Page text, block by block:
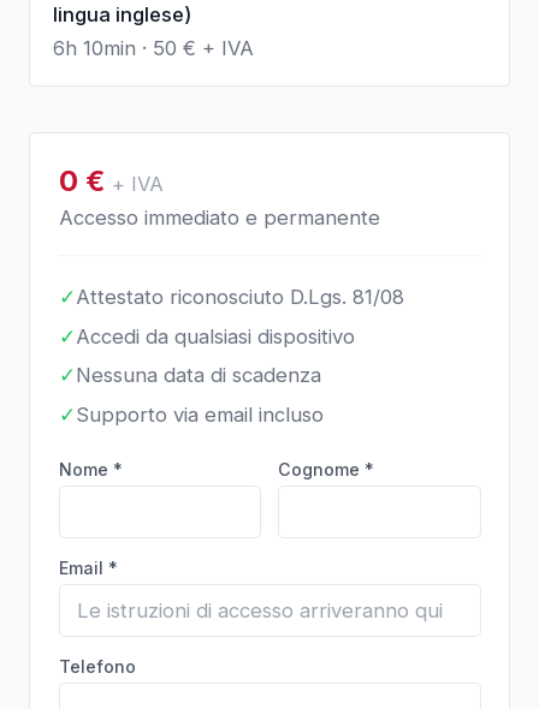
lingua inglese)
6h 10min · 50 € + IVA
0 € + IVA
Accesso immediato e permanente
✓Attestato riconosciuto D.Lgs. 81/08
✓Accedi da qualsiasi dispositivo
✓Nessuna data di scadenza
✓Supporto via email incluso
Nome * Cognome *
Email *
Telefono